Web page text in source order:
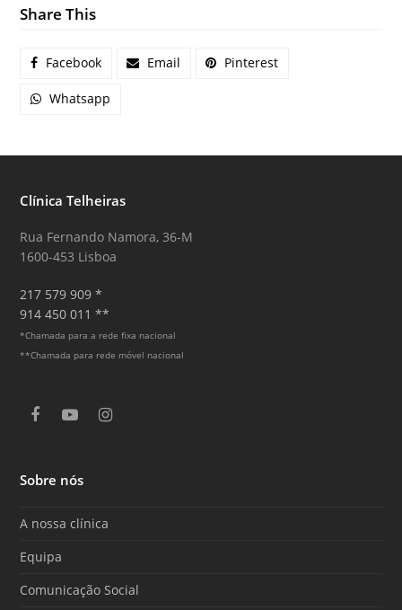
Share This
Facebook Email Pinterest
Whatsapp
Clínica Telheiras
Rua Fernando Namora, 36-M
1600-453 Lisboa
217 579 909 *
914 450 011 **
*Chamada para a rede fixa nacional
**Chamada para rede móvel nacional
F
e
b
o
k
Y
T
u
e
I
r
a
Sobre nós
A nossa clínica
Equipa
Comunicação Social